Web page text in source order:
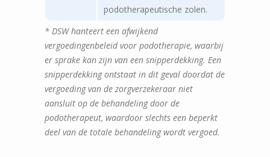
podotherapeutische zolen.
* DSW hanteert een afwijkend
vergoedingenbeleid voor podotherapie, waarbij
er sprake kan zijn van een snipperdekking. Een
snipperdekking ontstaat in dit geval doordat de
vergoeding van de zorgverzekeraar niet
aansluit op de behandeling door de
podotherapeut, waardoor slechts een beperkt
deel van de totale behandeling wordt vergoed.